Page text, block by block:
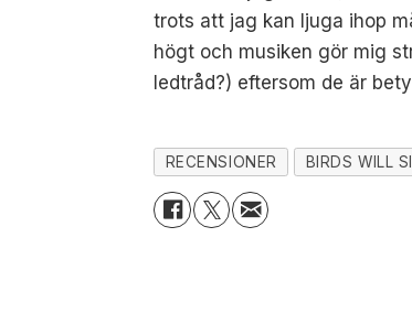
trots att jag kan ljuga ihop
högt och musiken gör mig
ledtråd?) eftersom de är
RECENSIONER BIRDS WILL